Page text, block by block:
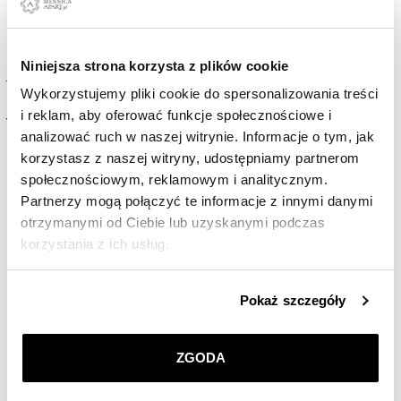
Niniejsza strona korzysta z plików cookie
Wykorzystujemy pliki cookie do spersonalizowania treści
i reklam, aby oferować funkcje społecznościowe i
analizować ruch w naszej witrynie. Informacje o tym, jak
korzystasz z naszej witryny, udostępniamy partnerom
społecznościowym, reklamowym i analitycznym.
Partnerzy mogą połączyć te informacje z innymi danymi
otrzymanymi od Ciebie lub uzyskanymi podczas
korzystania z ich usług.
przez nas plików cookie znajdziesz wPolityce
Pokaż szczegóły
ZGODA
Nowość
The Perth Mint - Dune - House Atreides - 1g
751PLN